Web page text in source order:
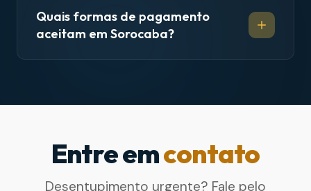
Quais formas de pagamento
aceitam em Sorocaba?
Entre emcontato
Desentupimento urgente? Fale pelo